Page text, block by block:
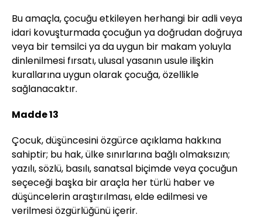
Bu amaçla, çocuğu etkileyen herhangi bir adli veya
idari kovuşturmada çocuğun ya doğrudan doğruya
veya bir temsilci ya da uygun bir makam yoluyla
dinlenilmesi fırsatı, ulusal yasanın usule ilişkin
kurallarına uygun olarak çocuğa, özellikle
sağlanacaktır.
Madde 13
Çocuk, düşüncesini özgürce açıklama hakkına
sahiptir; bu hak, ülke sınırlarına bağlı olmaksızın;
yazılı, sözlü, basılı, sanatsal biçimde veya çocuğun
seçeceği başka bir araçla her türlü haber ve
düşüncelerin araştırılması, elde edilmesi ve
verilmesi özgürlüğünü içerir.